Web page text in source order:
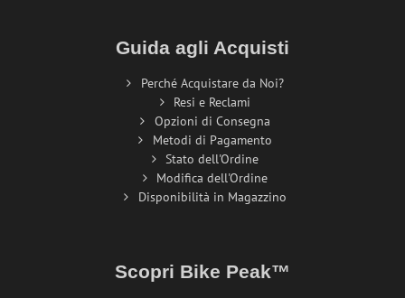
Guida agli Acquisti
Perché Acquistare da Noi?
Resi e Reclami
Opzioni di Consegna
Metodi di Pagamento
Stato dell'Ordine
Modifica dell'Ordine
Disponibilità in Magazzino
Scopri Bike Peak™